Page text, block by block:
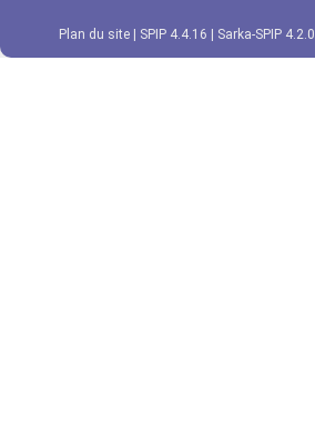
Plan du site SPIP 4.4.16 Sarka-SPIP 4.2.0